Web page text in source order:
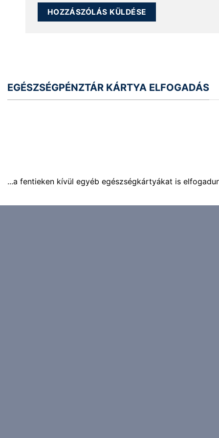
EGÉSZSÉGPÉNZTÁR KÁRTYA ELFOGADÁS
...a fentieken kívül egyéb egészségkártyákat is